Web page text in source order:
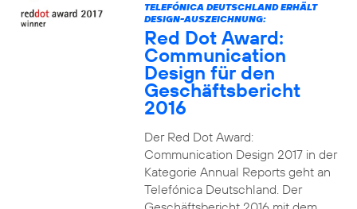
TELEFÓNICA DEUTSCHLAND ERHÄLT
DESIGN-AUSZEICHNUNG:
Red Dot Award:
Communication
Design für den
Geschäftsbericht
2016
Der Red Dot Award:
Communication Design 2017 in der
Kategorie Annual Reports geht an
Telefónica Deutschland. Der